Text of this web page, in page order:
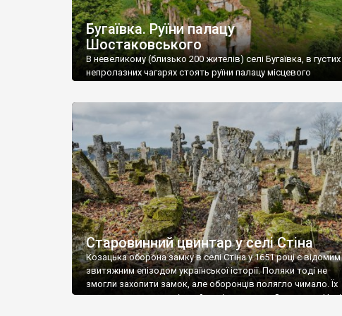
Бугаївка. Руїни палацу
Шостаковського
В невеликому (близько 200 жителів) селі Бугаївка, в густих
непролазних чагарях стоять руїни палацу місцевого
потім клуб, ще пізніше – гуртожиток. У 60-х роках минулого
століття тут розмістили туберкульозну лікарню. Коли із
палацу виїхала лікарня – ми точно не […]
Старовинний цвинтар у селі Стіна
Козацька оборона замку в селі Стіна у 1651 році є відомим
звитяжним епізодом української історії. Поляки тоді не
змогли захопити замок, але оборонців полягло чимало. Їх
поховали на цвинтарі, який тоді називався Замковим. Нині